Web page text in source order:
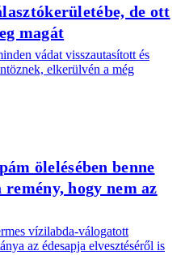
de ott
magát
vádat visszautasított és
elkerülvén a még
ölelésében benne
remény, hogy nem az
vízilabda-válogatott
az édesapja elvesztéséről is